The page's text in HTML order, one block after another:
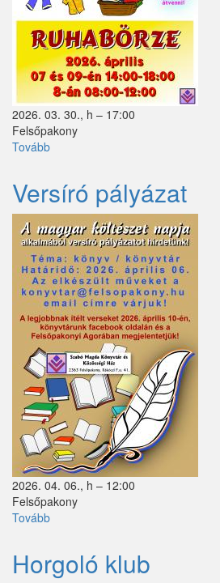
2026. 03. 30., h – 17:00
Felsőpakony
Tovább
a
Lagúna
Rendezvényházban)
Versíró pályázat
2026. 04. 06., h – 12:00
Felsőpakony
Tovább
Horgoló klub